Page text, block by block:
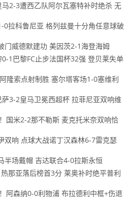
2-3遭西乙队阿尔瓦塞特补时绝杀 无
拉科鲁尼亚 格列兹曼十分角任意球破
门威德默建功 美因茨2-1海登海姆
1巴黎FC止步法国杯32强 登贝莱失单
隆索点射制胜 塞尔塔客场1-0塞维利
3-2皇马卫冕西超杯 拉菲尼亚双响维
国米2-2那不勒斯 麦克托米奈双响恰
双响 点球大战诺丁汉森林6-7雷克瑟
半场戴帽 吉达联合4-0拉斯永恒
那亚落后榜首3分 莱奥补时绝平普利
阿森纳0-0利物浦 布拉德利中框+伤退